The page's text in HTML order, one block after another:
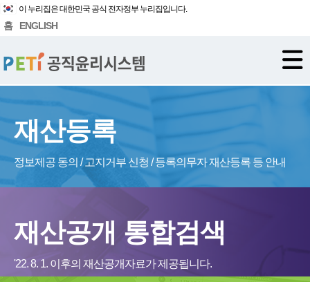
이 누리집은 대한민국 공식 전자정부 누리집입니다.
홈 ENGLISH
재산등록
정보제공 동의 / 고지거부 신청 / 등록의무자 재산등록 등 안내
재산공개 통합검색
'22. 8. 1. 이후의 재산공개자료가 제공됩니다.